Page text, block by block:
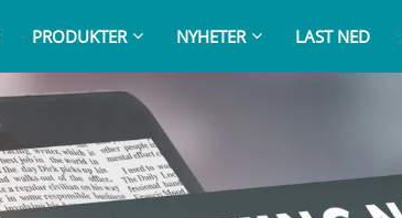
PRODUKTER NYHETER LAST NED